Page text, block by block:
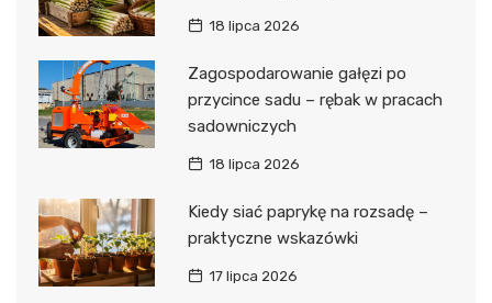
18 lipca 2026
Zagospodarowanie gałęzi po
przycince sadu – rębak w pracach
sadowniczych
18 lipca 2026
Kiedy siać paprykę na rozsadę –
praktyczne wskazówki
17 lipca 2026